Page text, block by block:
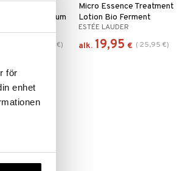
för
enhet
Serum
€)
Micro Essence Treatment
Lotion Bio Ferment
ESTÉE LAUDER
alk. 19,95 € ( 25,95 €)